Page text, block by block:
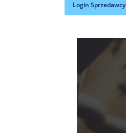
Login Sprzedawcy